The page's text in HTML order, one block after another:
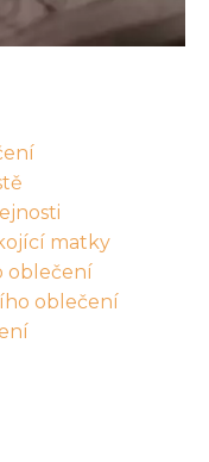
matky
oblečení
oblečení